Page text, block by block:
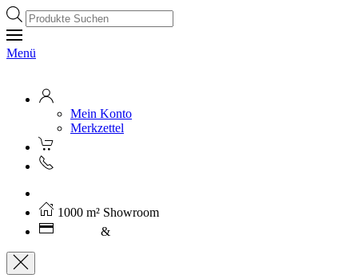
Products
search
Menü
Mein Konto
Merkzettel
1000 m² Showroom
&